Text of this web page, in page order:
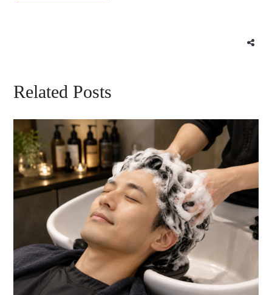
Related Posts